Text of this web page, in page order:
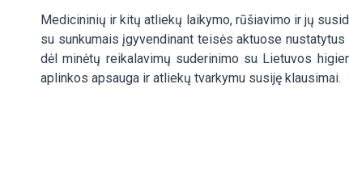
Medicininių ir kitų atliekų laikymo, rūšiavimo ir jų
su sunkumais įgyvendinant teisės aktuose
dėl minėtų reikalavimų suderinimo su Lietuvos
aplinkos apsauga ir atliekų tvarkymu susiję klausimai.